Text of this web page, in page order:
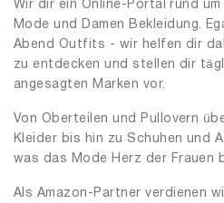
Wir dir ein Online-Portal rund
Mode und Damen Bekleidung.
Abend Outfits - wir helfen dir
zu entdecken und stellen dir
angesagten Marken vor.
Von Oberteilen und Pullovern
Kleider bis hin zu Schuhen und
was das Mode Herz der Frauen
Als Amazon-Partner verdienen